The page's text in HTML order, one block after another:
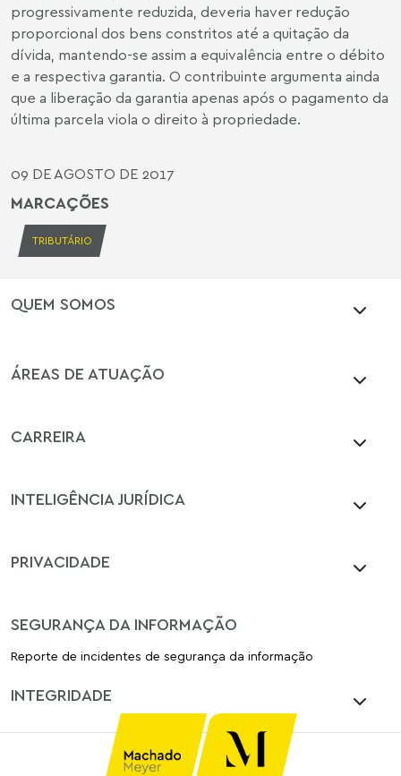
progressivamente reduzida, deveria haver redução
proporcional dos bens constritos até a quitação da
dívida, mantendo-se assim a equivalência entre o débito
e a respectiva garantia. O contribuinte argumenta ainda
que a liberação da garantia apenas após o pagamento da
última parcela viola o direito à propriedade.
09 DE AGOSTO DE 2017
TRIBUTÁRIO
MARCAÇÕES
QUEM SOMOS
ÁREAS DE ATUAÇÃO
CARREIRA
INTELIGÊNCIA JURÍDICA
PRIVACIDADE
SEGURANÇA DA INFORMAÇÃO
Reporte de incidentes de segurança da informação
INTEGRIDADE